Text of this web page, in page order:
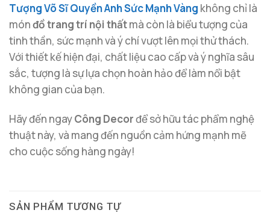
Tượng Võ Sĩ Quyền Anh Sức Mạnh Vàng không chỉ là
mónđồ trang trí nội thấtmà còn là biểu tượng của
tinh thần, sức mạnh và ý chí vượt lên mọi thử thách.
Với thiết kế hiện đại, chất liệu cao cấp và ý nghĩa sâu
sắc, tượng là sự lựa chọn hoàn hảo để làm nổi bật
không gian của bạn.
Hãy đến ngayCông Decorđể sở hữu tác phẩm nghệ
thuật này, và mang đến nguồn cảm hứng mạnh mẽ
cho cuộc sống hàng ngày!
SẢN PHẨM TƯƠNG TỰ